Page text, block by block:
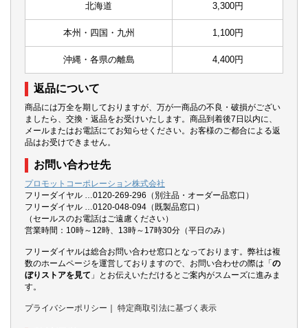
北海道 3,300円
本州・四国・九州 1,100円
沖縄・各県の離島 4,400円
返品について
商品には万全を期しておりますが、万が一商品の不良・破損がござい
ましたら、交換・返品をお受けいたします。商品到着後7日以内に、
メールまたはお電話にてお知らせください。お客様のご都合による返
品はお受けできません。
お問い合わせ先
プロモットコーポレーション株式会社
フリーダイヤル …0120-269-296（別注品・オーダー品窓口）
フリーダイヤル …0120-048-094（既製品窓口）
（セールスのお電話はご遠慮ください）
営業時間：10時～12時、13時～17時30分（平日のみ）
フリーダイヤルは総合お問い合わせ窓口となっております。弊社は複
数のホームページを運営しておりますので、お問い合わせの際は「 の
ぼりストアを見て 」とお伝えいただけるとご案内がスムーズに進みま
す。
プライバシーポリシー 特定商取引法に基づく表示